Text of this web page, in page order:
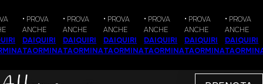
• PROVA
ANCHE
DAIQUIRI
TAORMINA
• PROVA
ANCHE
DAIQUIRI
TAORMINA
• PROVA
ANCHE
DAIQUIRI
TAORMINA
• PROVA
ANCHE
DAIQUIRI
TAORMINA
• PROVA
ANCHE
DAIQUIRI
TAORMINA
• PROVA
ANCHE
DAIQUIRI
TAORMINA